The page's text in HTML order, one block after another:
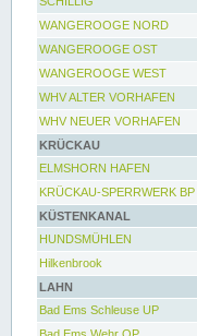
WANGEROOGE NORD
WANGEROOGE OST
WANGEROOGE WEST
WHV ALTER VORHAFEN
WHV NEUER VORHAFEN
KRÜCKAU
ELMSHORN HAFEN
KRÜCKAU-SPERRWERK BP
KÜSTENKANAL
HUNDSMÜHLEN
Hilkenbrook
LAHN
Bad Ems Schleuse UP